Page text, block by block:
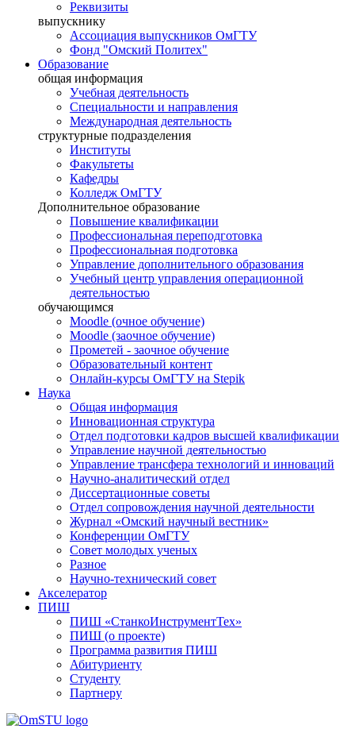
Реквизиты
выпускнику
Ассоциация выпускников ОмГТУ
Фонд "Омский Политех"
Образование
общая информация
Учебная деятельность
Специальности и направления
Международная деятельность
структурные подразделения
Институты
Факультеты
Кафедры
Колледж ОмГТУ
Дополнительное образование
Повышение квалификации
Профессиональная переподготовка
Профессиональная подготовка
Управление дополнительного образования
Учебный центр управления операционной
деятельностью
обучающимся
Moodle (очное обучение)
Moodle (заочное обучение)
Прометей - заочное обучение
Образовательный контент
Онлайн-курсы ОмГТУ на Stepik
Наука
Общая информация
Инновационная структура
Отдел подготовки кадров высшей квалификации
Управление научной деятельностью
Управление трансфера технологий и инноваций
Научно-аналитический отдел
Диссертационные советы
Отдел сопровождения научной деятельности
Журнал «Омский научный вестник»
Конференции ОмГТУ
Совет молодых ученых
Разное
Научно-технический совет
Акселератор
ПИШ
ПИШ «СтанкоИнструментТех»
ПИШ (о проекте)
Программа развития ПИШ
Абитуриенту
Студенту
Партнеру